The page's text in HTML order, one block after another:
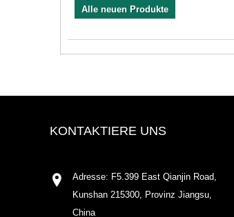
Alle neuen Produkte
KONTAKTIERE UNS
Adresse: F5.399 East Qianjin Road,
Kunshan 215300, Provinz Jiangsu,
China